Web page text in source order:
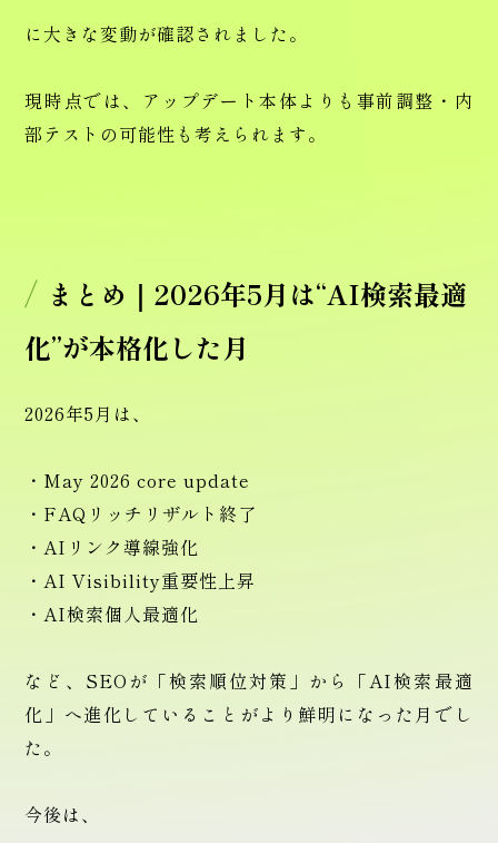
に大きな変動が確認されました。
現時点では、アップデート本体よりも事前調整・内
部テストの可能性も考えられます。
まとめ｜2026年5月は“AI検索最適
化”が本格化した月
2026年5月は、
・May 2026 core update
・FAQリッチリザルト終了
・AIリンク導線強化
・AI Visibility重要性上昇
・AI検索個人最適化
など、SEOが「検索順位対策」から「AI検索最適
化」へ進化していることがより鮮明になった月でし
た。
今後は、